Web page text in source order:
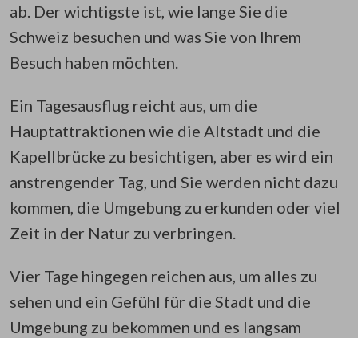
ab. Der wichtigste ist, wie lange Sie die
Schweiz besuchen und was Sie von Ihrem
Besuch haben möchten.
Ein Tagesausflug reicht aus, um die
Hauptattraktionen wie die Altstadt und die
Kapellbrücke zu besichtigen, aber es wird ein
anstrengender Tag, und Sie werden nicht dazu
kommen, die Umgebung zu erkunden oder viel
Zeit in der Natur zu verbringen.
Vier Tage hingegen reichen aus, um alles zu
sehen und ein Gefühl für die Stadt und die
Umgebung zu bekommen und es langsam